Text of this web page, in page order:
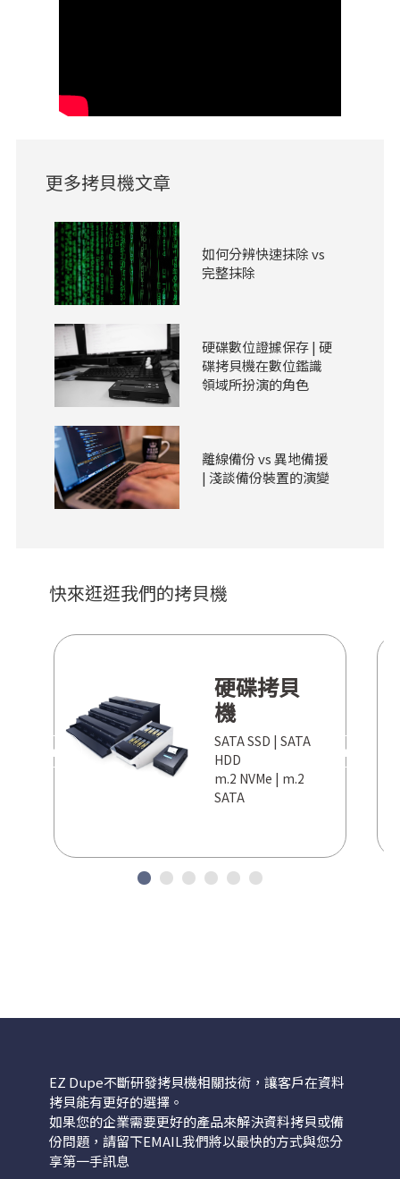
更多拷貝機文章
如何分辨快速抹除 vs
完整抹除
硬碟數位證據保存 | 硬
碟拷貝機在數位鑑識
領域所扮演的角色
離線備份 vs 異地備援
| 淺談備份裝置的演變
快來逛逛我們的拷貝機
硬碟拷貝
機
SATA SSD | SATA
HDD
m.2 NVMe | m.2
SATA
PREV NEXT
EZ Dupe不斷研發拷貝機相關技術，讓客戶在資料
拷貝能有更好的選擇。
如果您的企業需要更好的產品來解決資料拷貝或備
份問題，請留下EMAIL我們將以最快的方式與您分
享第一手訊息